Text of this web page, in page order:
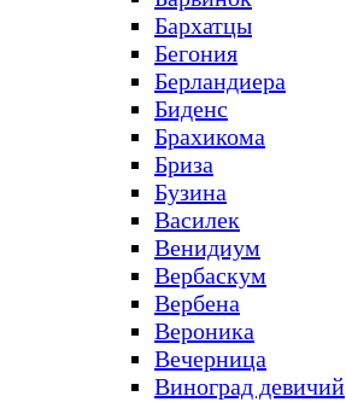
Бархатцы
Бегония
Берландиера
Биденс
Брахикома
Бриза
Бузина
Василек
Венидиум
Вербаскум
Вербена
Вероника
Вечерница
Виноград девичий